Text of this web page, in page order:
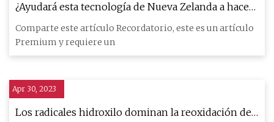
¿Ayudará esta tecnología de Nueva Zelanda a hacer
que el clima
Comparte este artículo Recordatorio, este es un artículo
Premium y requiere un
Apr 30, 2023
Los radicales hidroxilo dominan la reoxidación del